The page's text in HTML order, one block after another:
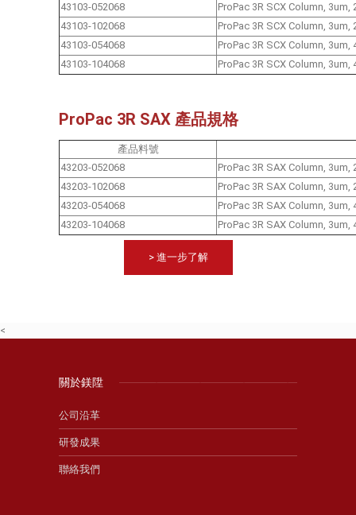
> 進一步了解
43103-052068
ProPac 3R SCX Column, 3um,
43103-102068
ProPac 3R SCX Column, 3um,
43103-054068
ProPac 3R SCX Column, 3um,
43103-104068
ProPac 3R SCX Column, 3um,
ProPac 3R SAX 產品規格
產品料號
43203-052068
ProPac 3R SAX Column, 3um,
43203-102068
ProPac 3R SAX Column, 3um,
43203-054068
ProPac 3R SAX Column, 3um,
43203-104068
ProPac 3R SAX Column, 3um,
<
關於鎂陞
公司沿革
研發成果
聯絡我們